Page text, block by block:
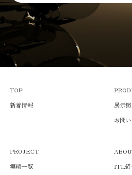
TOP
新着情報
展示
お問
PROJECT
実績一覧
ITL紹